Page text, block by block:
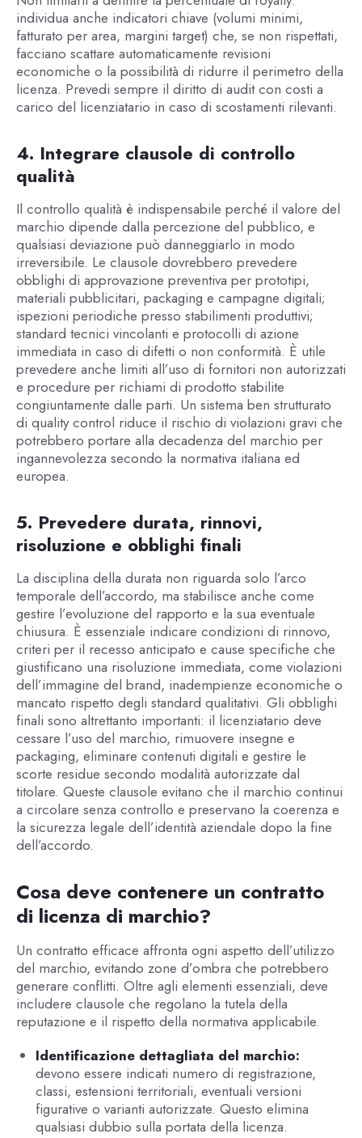
individua anche indicatori chiave (volumi minimi,
fatturato per area, margini target) che, se non rispettati,
facciano scattare automaticamente revisioni
economiche o la possibilità di ridurre il perimetro della
licenza. Prevedi sempre il diritto di audit con costi a
carico del licenziatario in caso di scostamenti rilevanti.
4. Integrare clausole di controllo
qualità
Il controllo qualità è indispensabile perché il valore del
marchio dipende dalla percezione del pubblico, e
qualsiasi deviazione può danneggiarlo in modo
irreversibile. Le clausole dovrebbero prevedere
obblighi di approvazione preventiva per prototipi,
materiali pubblicitari, packaging e campagne digitali;
ispezioni periodiche presso stabilimenti produttivi;
standard tecnici vincolanti e protocolli di azione
immediata in caso di difetti o non conformità. È utile
prevedere anche limiti all’uso di fornitori non autorizzati
e procedure per richiami di prodotto stabilite
congiuntamente dalle parti. Un sistema ben strutturato
di quality control riduce il rischio di violazioni gravi che
potrebbero portare alla decadenza del marchio per
ingannevolezza secondo la normativa italiana ed
europea.
5. Prevedere durata, rinnovi,
risoluzione e obblighi finali
La disciplina della durata non riguarda solo l’arco
temporale dell’accordo, ma stabilisce anche come
gestire l’evoluzione del rapporto e la sua eventuale
chiusura. È essenziale indicare condizioni di rinnovo,
criteri per il recesso anticipato e cause specifiche che
giustificano una risoluzione immediata, come violazioni
dell’immagine del brand, inadempienze economiche o
mancato rispetto degli standard qualitativi. Gli obblighi
finali sono altrettanto importanti: il licenziatario deve
cessare l’uso del marchio, rimuovere insegne e
packaging, eliminare contenuti digitali e gestire le
scorte residue secondo modalità autorizzate dal
titolare. Queste clausole evitano che il marchio continui
a circolare senza controllo e preservano la coerenza e
la sicurezza legale dell’identità aziendale dopo la fine
dell’accordo.
Cosa deve contenere un contratto
di licenza di marchio?
Un contratto efficace affronta ogni aspetto dell’utilizzo
del marchio, evitando zone d’ombra che potrebbero
generare conflitti. Oltre agli elementi essenziali, deve
includere clausole che regolano la tutela della
reputazione e il rispetto della normativa applicabile.
Identificazione dettagliata del marchio:
devono essere indicati numero di registrazione,
classi, estensioni territoriali, eventuali versioni
figurative o varianti autorizzate. Questo elimina
qualsiasi dubbio sulla portata della licenza.